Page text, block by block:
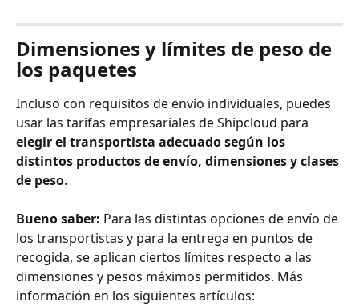
Dimensiones y límites de peso de
los paquetes
Incluso con requisitos de envío individuales, puedes
usar las tarifas empresariales de Shipcloud para
elegir el transportista adecuado según los
distintos productos de envío, dimensiones y clases
de peso.
Bueno saber: Para las distintas opciones de envío de
los transportistas y para la entrega en puntos de
recogida, se aplican ciertos límites respecto a las
dimensiones y pesos máximos permitidos. Más
información en los siguientes artículos: